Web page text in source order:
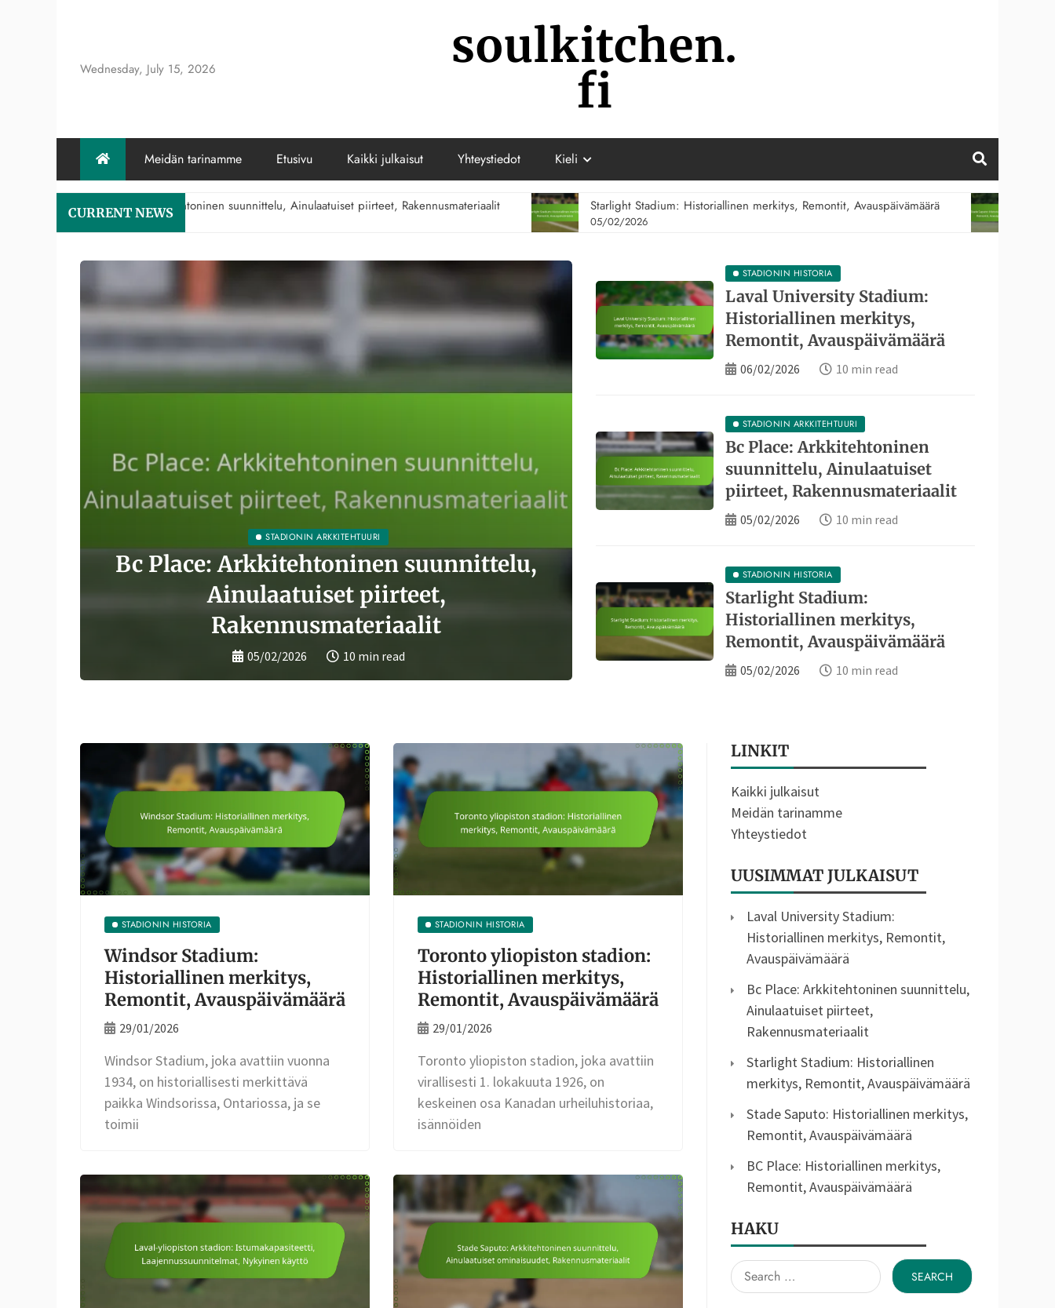
Wednesday, July 15, 2026 soulkitchen.
fi
Meidän tarinamme Etusivu Kaikki julkaisut Yhteystiedot Kieli
CURRENT NEWS
Arkkitehtoninen suunnittelu, Ainulaatuiset piirteet, Rakennusmateriaalit Starlight Stadium: Historiallinen merkitys, Remontit, Avauspäivämäärä Stade Saputo: Historiallinen
STADIONIN ARKKITEHTUURI
Bc Place: Arkkitehtoninen suunnittelu,
Ainulaatuiset piirteet,
Rakennusmateriaalit
05/02/2026 10 min read
STADIONIN HISTORIA
Starlight Stadium: Historiallinen
merkitys, Remontit, Avauspäivämäärä
10 min read
STADIONIN HISTORIA
Laval University Stadium:
Historiallinen merkitys,
Remontit, Avauspäivämäärä
06/02/2026 10 min read
STADIONIN ARKKITEHTUURI
Bc Place: Arkkitehtoninen
suunnittelu, Ainulaatuiset
piirteet, Rakennusmateriaalit
05/02/2026 10 min read
STADIONIN HISTORIA
Starlight Stadium:
Historiallinen merkitys,
Remontit, Avauspäivämäärä
05/02/2026 10 min read
STADIONIN HISTORIA
Windsor Stadium:
Historiallinen merkitys,
Remontit, Avauspäivämäärä
29/01/2026
Windsor Stadium, joka avattiin vuonna
1934, on historiallisesti merkittävä
paikka Windsorissa, Ontariossa, ja se
toimii
STADIONIN HISTORIA
Toronto yliopiston stadion:
Historiallinen merkitys,
Remontit, Avauspäivämäärä
29/01/2026
Toronto yliopiston stadion, joka avattiin
virallisesti 1. lokakuuta 1926, on
keskeinen osa Kanadan urheiluhistoriaa,
isännöiden
LINKIT
Kaikki julkaisut
Meidän tarinamme
Yhteystiedot
UUSIMMAT JULKAISUT
Laval University Stadium:
Historiallinen merkitys, Remontit,
Avauspäivämäärä
Bc Place: Arkkitehtoninen suunnittelu,
Ainulaatuiset piirteet,
Rakennusmateriaalit
Starlight Stadium: Historiallinen
merkitys, Remontit, Avauspäivämäärä
Stade Saputo: Historiallinen merkitys,
Remontit, Avauspäivämäärä
BC Place: Historiallinen merkitys,
Remontit, Avauspäivämäärä
HAKU
Search
for: